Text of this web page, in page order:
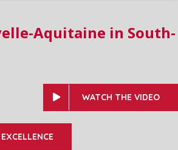
Aquitaine in South-
WATCH THE VIDEO